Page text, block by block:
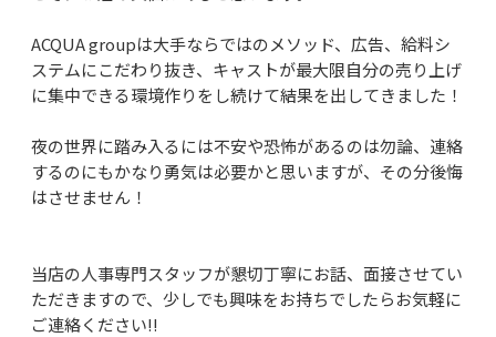
ACQUA groupは大手ならではのメソッド、広告、給料シ
ステムにこだわり抜き、キャストが最大限自分の売り上げ
に集中できる環境作りをし続けて結果を出してきました！
夜の世界に踏み入るには不安や恐怖があるのは勿論、連絡
するのにもかなり勇気は必要かと思いますが、その分後悔
はさせません！
当店の人事専門スタッフが懇切丁寧にお話、面接させてい
ただきますので、少しでも興味をお持ちでしたらお気軽に
ご連絡ください!!